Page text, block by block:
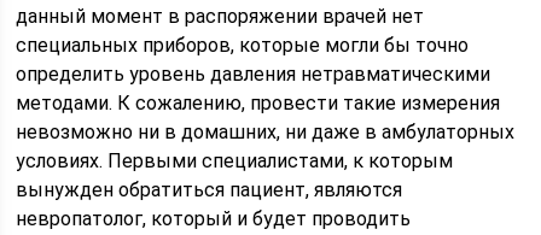
данный момент в распоряжении врачей нет
специальных приборов, которые могли бы точно
определить уровень давления нетравматическими
методами. К сожалению, провести такие измерения
невозможно ни в домашних, ни даже в амбулаторных
условиях. Первыми специалистами, к которым
вынужден обратиться пациент, являются
невропатолог, который и будет проводить